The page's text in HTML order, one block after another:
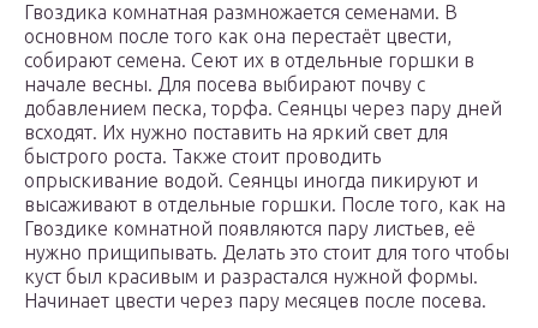
Гвоздика комнатная размножается семенами. В
основном после того как она перестаёт цвести,
собирают семена. Сеют их в отдельные горшки в
начале весны. Для посева выбирают почву с
добавлением песка, торфа. Сеянцы через пару дней
всходят. Их нужно поставить на яркий свет для
быстрого роста. Также стоит проводить
опрыскивание водой. Сеянцы иногда пикируют и
высаживают в отдельные горшки. После того, как на
Гвоздике комнатной появляются пару листьев, её
нужно прищипывать. Делать это стоит для того чтобы
куст был красивым и разрастался нужной формы.
Начинает цвести через пару месяцев после посева.